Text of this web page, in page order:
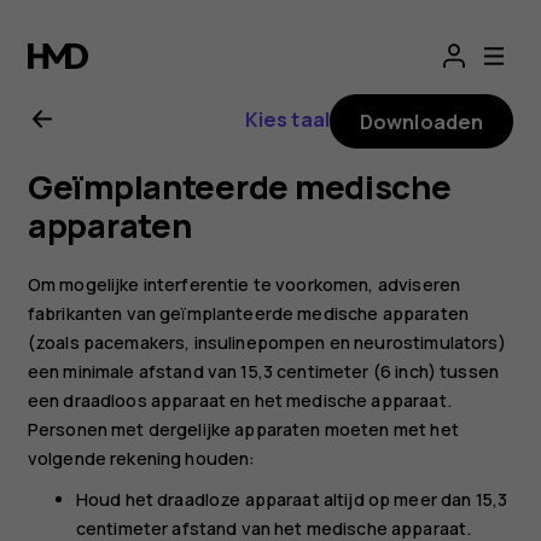
voor
Nokia
2.1
Kies taal Downloaden
Geïmplanteerde medische
apparaten
Om mogelijke interferentie te voorkomen, adviseren
fabrikanten van geïmplanteerde medische apparaten
(zoals pacemakers, insulinepompen en neurostimulators)
een minimale afstand van 15,3 centimeter (6 inch) tussen
een draadloos apparaat en het medische apparaat.
Personen met dergelijke apparaten moeten met het
volgende rekening houden:
Houd het draadloze apparaat altijd op meer dan 15,3
centimeter afstand van het medische apparaat.